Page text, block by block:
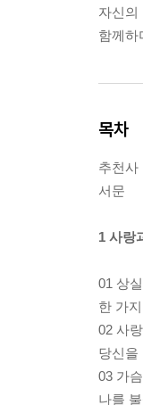
자신의
함께하
목차
추천사
서문
1 사랑
01 상
한 가
02 사
당신을
03 가
나를